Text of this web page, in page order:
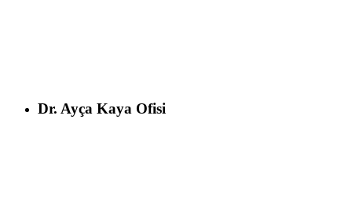
Dr. Ayça Kaya Ofisi